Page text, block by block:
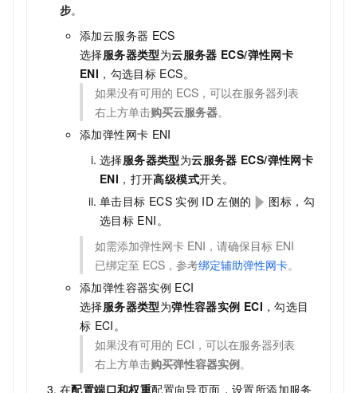
步。
添加云服务器 ECS
选择服务器类型为云服务器 ECS/弹性网卡
ENI ，勾选目标 ECS。
如果没有可用的 ECS，可以在服务器列表
右上方单击购买云服务器。
添加弹性网卡 ENI
选择服务器类型为云服务器 ECS/弹性网卡
ENI ，打开高级模式开关。
单击目标 ECS 实例 ID 左侧的
图标，勾
选目标 ENI。
如需添加弹性网卡 ENI，请确保目标 ENI
已绑定至 ECS，参考绑定辅助弹性网卡。
添加弹性容器实例 ECI
选择服务器类型为弹性容器实例 ECI ，勾选目
标 ECI。
如果没有可用的 ECI，可以在服务器列表
右上方单击购买弹性容器实例。
在配置端口和权重配置向导页面，设置所添加服务